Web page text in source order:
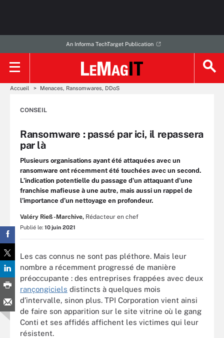
An Informa TechTarget Publication
Accueil Menaces, Ransomwares, DDoS
CONSEIL
Ransomware : passé par ici, il repassera
par là
Plusieurs organisations ayant été attaquées avec un
ransomware ont récemment été touchées avec un second.
L’indication potentielle du passage d’un attaquant d’une
franchise mafieuse à une autre, mais aussi un rappel de
l’importance d’un nettoyage en profondeur.
Valéry Rieß-Marchive, Rédacteur en chef
Publié le: 10 juin 2021
Les cas connus ne sont pas pléthore. Mais leur
nombre a récemment progressé de manière
préoccupante : des entreprises frappées avec deux
rançongiciels distincts à quelques mois
d’intervalle, sinon plus. TPI Corporation vient ainsi
de faire son apparition sur le site vitrine où le gang
Conti et ses affidés affichent les victimes qui leur
résistent.